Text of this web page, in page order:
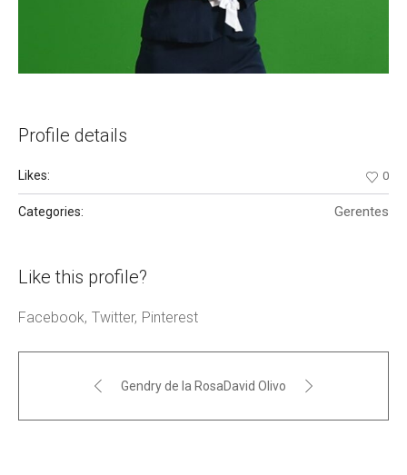
Profile details
Likes: 0
Categories: Gerentes
Like this profile?
Facebook Twitter Pinterest
Gendry de la RosaDavid Olivo